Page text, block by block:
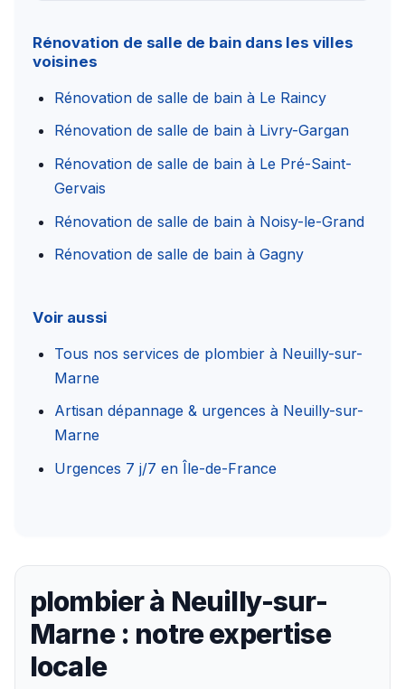
Rénovation de salle de bain dans les villes
voisines
Rénovation de salle de bain à Le Raincy
Rénovation de salle de bain à Livry-Gargan
Rénovation de salle de bain à Le Pré-Saint-
Gervais
Rénovation de salle de bain à Noisy-le-Grand
Rénovation de salle de bain à Gagny
Voir aussi
Tous nos services de plombier à Neuilly-sur-
Marne
Artisan dépannage & urgences à Neuilly-sur-
Marne
Urgences 7 j/7 en Île-de-France
plombier à Neuilly-sur-
Marne : notre expertise
locale